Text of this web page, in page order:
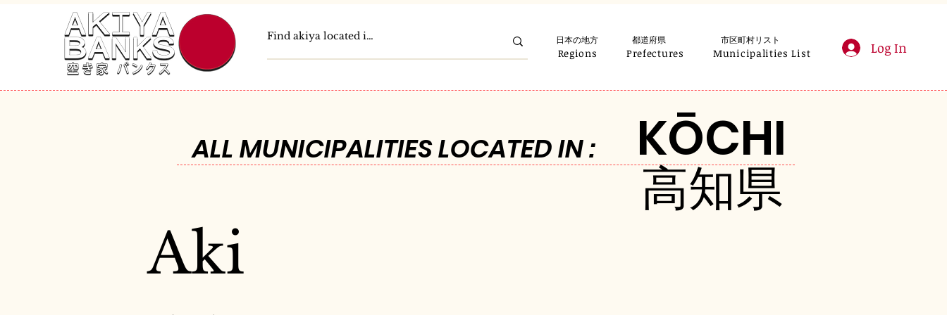
Regions Prefectures Municipalities List Log In
日本の地方 都道府県 市区町村リスト
KŌCHI
高知県
Aki
ALL MUNICIPALITIES LOCATED IN :